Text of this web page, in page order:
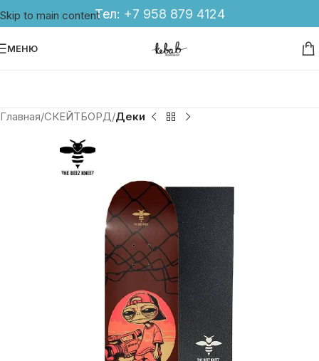
Skip to main contentТел: +7 958 879 4124
МЕНЮ
Главная СКЕЙТБОРД Деки